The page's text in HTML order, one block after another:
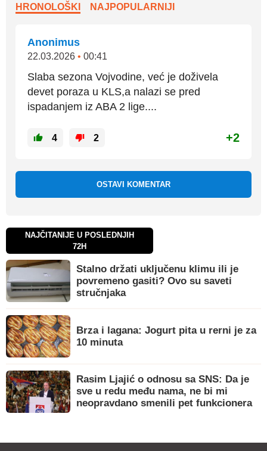
HRONOLOŠKI NAJPOPULARNIJI
Anonimus
22.03.2026 • 00:41
Slaba sezona Vojvodine, već je doživela
devet poraza u KLS,a nalazi se pred
ispadanjem iz ABA 2 lige....
4 2 +2
OSTAVI KOMENTAR
NAJČITANIJE U POSLEDNJIH
72H
Stalno držati uključenu klimu ili je
povremeno gasiti? Ovo su saveti
stručnjaka
Brza i lagana: Jogurt pita u rerni je za
10 minuta
Rasim Ljajić o odnosu sa SNS: Da je
sve u redu među nama, ne bi mi
neopravdano smenili pet funkcionera